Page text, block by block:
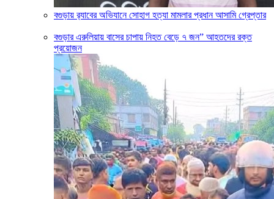
‎বগুড়ায় র‍্যাবের অভিযানে সোহাগ হত্যা মামলার প্রধান আসামি গ্রেপ্তার
বগুড়ার এরুলিয়ায় বাসের চাপায় নিহত বেড়ে ৭ জন” আহতদের রক্ত
প্রয়োজন